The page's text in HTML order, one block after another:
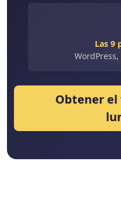
Las 9
Obtener